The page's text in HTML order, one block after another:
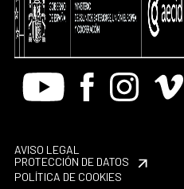
Youtube FacebookInstagram
Vimeo
AVISO LEGAL
PROTECCIÓN DE DATOS
POLÍTICA DE COOKIES